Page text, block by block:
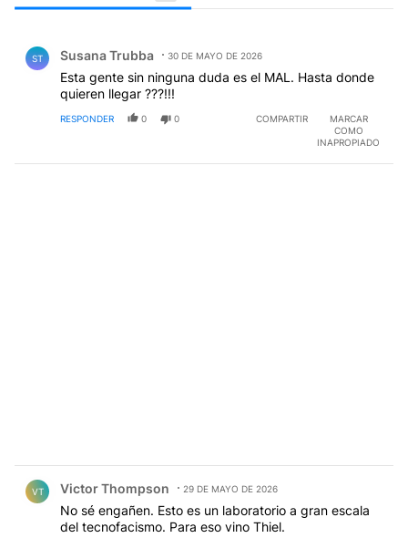
ST Susana Trubba 30 DE MAYO DE 2026
Esta gente sin ninguna duda es el MAL. Hasta donde
quieren llegar ???!!!
RESPONDER 0 0 COMPARTIR
MARCAR
COMO
INAPROPIADO
VT Victor Thompson 29 DE MAYO DE 2026
No sé engañen. Esto es un laboratorio a gran escala
del tecnofacismo. Para eso vino Thiel.